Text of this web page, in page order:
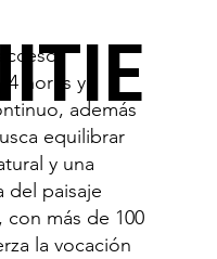
horas y
además
equilibrar
y una
del paisaje
más de 100
la vocación